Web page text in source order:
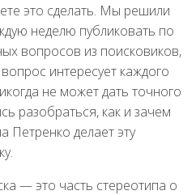
это сделать. Мы решили
неделю публиковать по
вопросов из поисковиков,
интересует каждого
не может дать точного
разобраться, как и зачем
Петренко делает эту
— это часть стереотипа о